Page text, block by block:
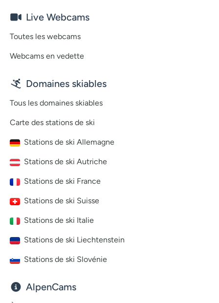
Live Webcams
Toutes les webcams
Webcams en vedette
Domaines skiables
Tous les domaines skiables
Carte des stations de ski
Stations de ski Allemagne
Stations de ski Autriche
Stations de ski France
Stations de ski Suisse
Stations de ski Italie
Stations de ski Liechtenstein
Stations de ski Slovénie
AlpenCams